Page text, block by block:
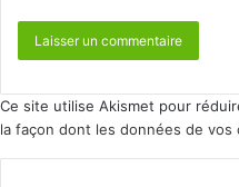
Ce site utilise Akismet pour
la façon dont les données de